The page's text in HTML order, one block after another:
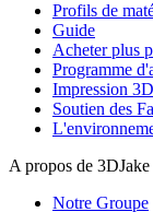
Profils de
Guide
Acheter plus
Programme
Impression
Soutien des
A propos de 3DJake
Notre Groupe